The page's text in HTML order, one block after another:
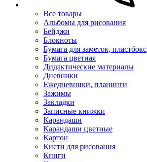
Все товары
Альбомы для рисования
Бейджи
Блокноты
Бумага для заметок, пластбокс
Бумага цветная
Дидактические материалы
Дневники
Ежедневники, планинги
Зажимы
Закладки
Записные книжки
Карандаши
Карандаши цветные
Картон
Кисти для рисования
Книги